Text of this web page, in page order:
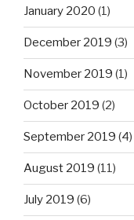
January 2020 (1)
December 2019 (3)
November 2019 (1)
October 2019 (2)
September 2019 (4)
August 2019 (11)
July 2019 (6)